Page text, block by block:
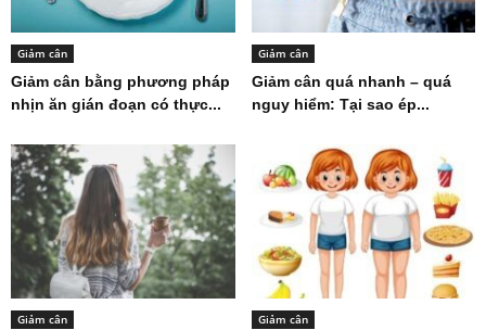
Giảm cân
Giảm cân bằng phương pháp
nhịn ăn gián đoạn có thực...
Giảm cân
Giảm cân quá nhanh – quá
nguy hiểm: Tại sao ép...
Giảm cân Giảm cân